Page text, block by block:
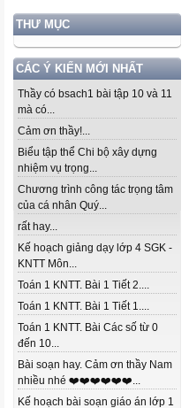
THƯ MỤC
CÁC Ý KIẾN MỚI NHẤT
Thầy có bsach1 bài tập 10 và 11
mà có...
Cảm ơn thầy!...
Biểu tập thể Chi bộ xây dựng
nhiệm vụ trọng...
Chương trình công tác trọng tâm
của cá nhân Quý...
rất hay...
Kế hoạch giảng dạy lớp 4 SGK -
KNTT Môn...
Toán 1 KNTT. Bài 1 Tiết 2....
Toán 1 KNTT. Bài 1 Tiết 1....
Toán 1 KNTT. Bài Các số từ 0
đến 10...
Bài soạn hay. Cảm ơn thầy Nam
nhiều nhé ❤️❤️❤️❤️❤️❤️...
Kế hoạch bài soạn giáo án lớp 1